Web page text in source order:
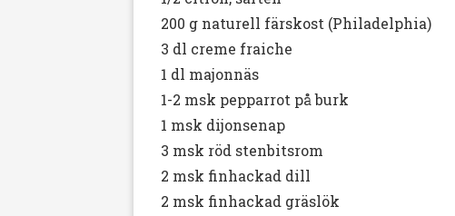
200 g naturell färskost (Philadelphia)
3 dl creme fraiche
1 dl majonnäs
1-2 msk pepparrot på burk
1 msk dijonsenap
3 msk röd stenbitsrom
2 msk finhackad dill
2 msk finhackad gräslök